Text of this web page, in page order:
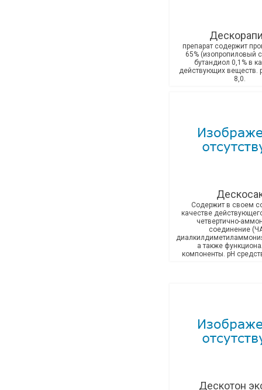
препарат содержит
65% (изопропиловый
бутандиол 0,1% в
действующих веществ.
8,0.
Содержит в своем
качестве
четвертично-
соединение
а также
компоненты. рН
Дескотон